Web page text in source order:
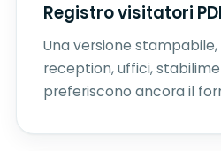
Registro visitatori
Una versione
reception, uffici,
preferiscono ancora il